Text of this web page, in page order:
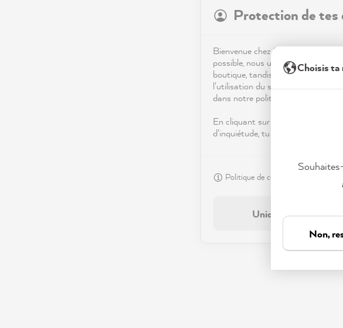
Protection de tes
Bienvenue chez MissPompadour
possible, nous utilisons des
boutique, tandis que d'autres
l'utilisation du site et à te
dans notre politique de
En cliquant sur « Tout accepter
d'inquiétude, tu peux modifier
Politique de confidentialité
Uniquement
Choisis ta
Non,